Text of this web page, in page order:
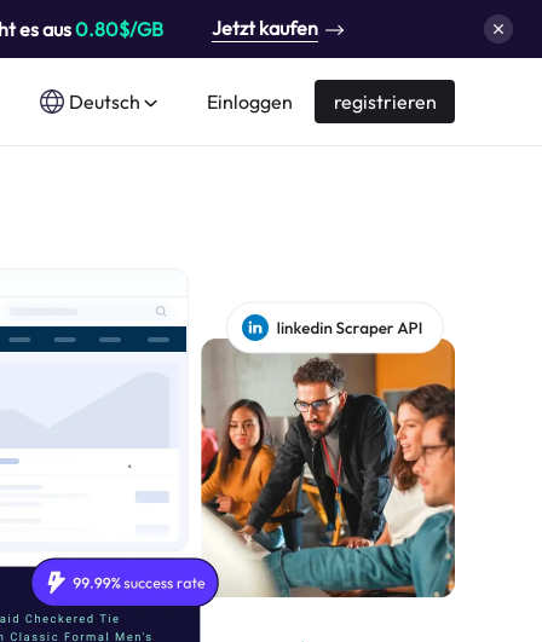
es aus0.80$/GB Jetzt kaufen
Deutsch Einloggen registrieren